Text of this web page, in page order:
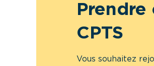
CPTS
Vous souhaitez